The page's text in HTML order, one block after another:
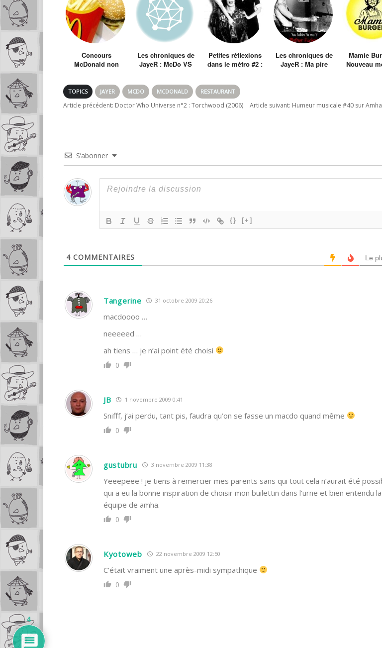
Concours
McDonald non
Les chroniques de
JayeR : McDo VS
Petites réflexions
dans le métro #2 :
et des femmes ?
Les chroniques de
JayeR : Ma pire
Mamie
Nouveau
TOPICS JAYER MCDO MCDONALD RESTAURANT
Article précédent: Doctor Who Universe n°2 : Torchwood (2006) Article suivant: Humeur musicale #40 sur
S’abonner
{} [+]
4 COMMENTAIRES Le
Tangerine 31 octobre 2009 20:26
macdoooo …
neeeeed …
ah tiens … je n’ai point été choisi
0
JB 1 novembre 2009 0:41
Snifff, j’ai perdu, tant pis, faudra qu’on se fasse un macdo quand même
0
gustubru 3 novembre 2009 11:38
Yeeepeee ! je tiens à remercier mes parents sans qui tout cela n’aurait été
qui a eu la bonne inspiration de choisir mon builettin dans l’urne et bien entendu
équipe de amha.
0
Kyotoweb 22 novembre 2009 12:50
C’était vraiment une après-midi sympathique
0
4